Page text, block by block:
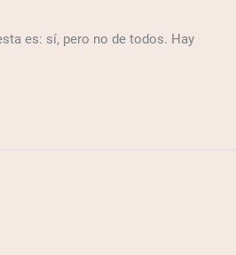
es: sí, pero no de todos. Hay